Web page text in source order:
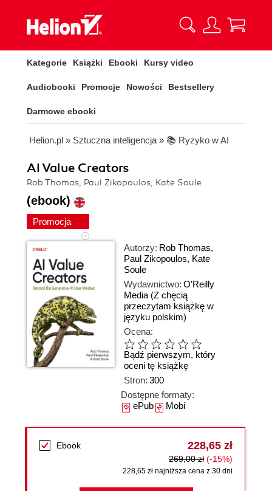
Kategorie Książki Ebooki Kursy video
Audiobooki Promocje Nowości Bestsellery
Darmowe ebooki
Helion.pl » Sztuczna inteligencja » 📚 Ryzyko w AI
AI Value Creators
Rob Thomas, Paul Zikopoulos, Kate Soule
(ebook)
Promocja
Autorzy: Rob Thomas,
Paul Zikopoulos, Kate
Soule
Wydawnictwo: O'Reilly
Media (Z chęcią
przeczytam książkę w
języku polskim)
Ocena:
Bądź pierwszym, który
oceni tę książkę
Stron: 300
Dostępne formaty:
ePubMobi
Ebook 228,65 zł
269,00 zł (-15%)
228,65 zł najniższa cena z 30 dni